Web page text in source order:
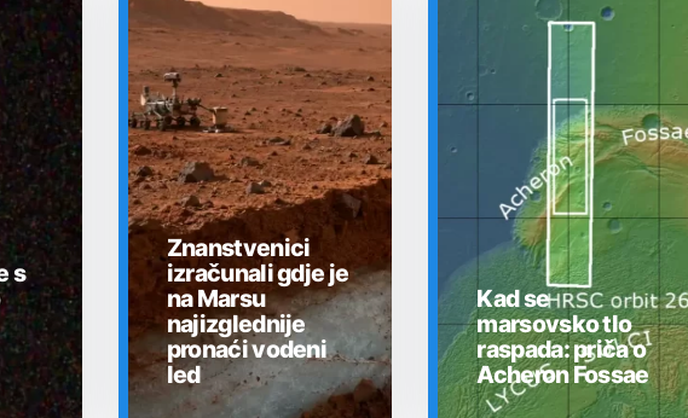
s
Znanstvenici
izračunali gdje je
na Marsu
najizglednije
pronaći vodeni
led
Kad se
marsovsko tlo
raspada: priča o
Acheron Fossae